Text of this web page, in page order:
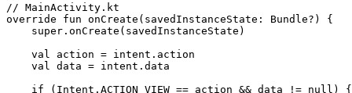
// MainActivity.kt
override fun onCreate(savedInstanceState: Bundle?) {
    super.onCreate(savedInstanceState)
    val action = intent.action
    val data = intent.data
    if (Intent.ACTION_VIEW == action && data != null) {